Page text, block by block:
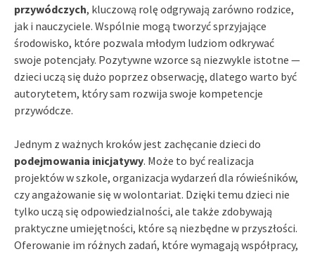
przywódczych, kluczową rolę odgrywają zarówno rodzice,
jak i nauczyciele. Wspólnie mogą tworzyć sprzyjające
środowisko, które pozwala młodym ludziom odkrywać
swoje potencjały. Pozytywne wzorce są niezwykle istotne —
dzieci uczą się dużo poprzez obserwację, dlatego warto być
autorytetem, który sam rozwija swoje kompetencje
przywódcze.
Jednym z ważnych kroków jest zachęcanie dzieci do
podejmowania inicjatywy. Może to być realizacja
projektów w szkole, organizacja wydarzeń dla rówieśników,
czy angażowanie się w wolontariat. Dzięki temu dzieci nie
tylko uczą się odpowiedzialności, ale także zdobywają
praktyczne umiejętności, które są niezbędne w przyszłości.
Oferowanie im różnych zadań, które wymagają współpracy,